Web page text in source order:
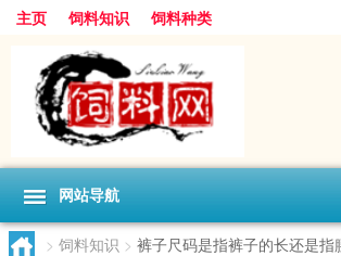
主页 饲料知识 饲料种类
网站导航
> 饲料知识 > 裤子尺码是指裤子的长还是指